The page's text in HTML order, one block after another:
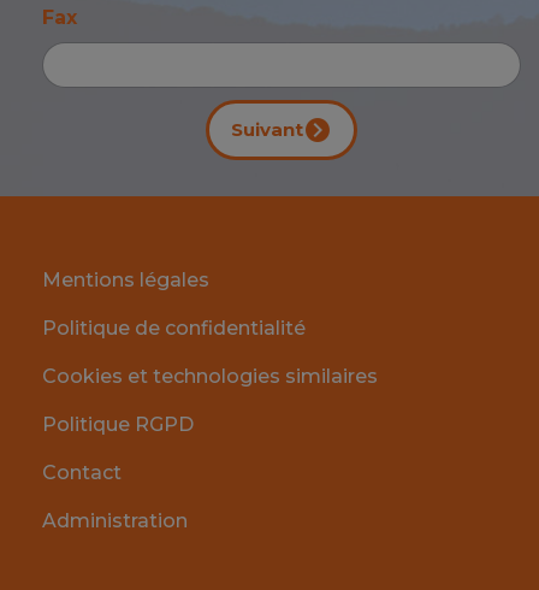
Fax
Suivant
Mentions légales
Politique de confidentialité
Cookies et technologies similaires
Politique RGPD
Contact
Administration